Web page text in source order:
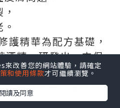
精華為配方基礎，
酒精，研發出一支保
代護膚產品『葡聚糖
。
改善您的網站體驗，請確定
和使用條款才可繼續瀏覽。
讀及同意